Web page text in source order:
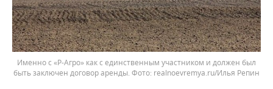
Именно с «Р-Агро» как с единственным участником и должен был
быть заключен договор аренды.
realnoevremya.ru/Илья Репин